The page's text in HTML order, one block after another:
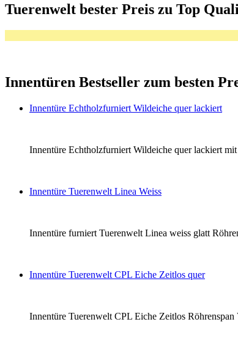
Tuerenwelt bester Preis zu Top
Innentüren Bestseller zum besten
Innentüre Echtholzfurniert Wildeiche quer lackiert
Innentüre Echtholzfurniert Wildeiche quer lackiert
Innentüre Tuerenwelt Linea Weiss
Innentüre furniert Tuerenwelt Linea weiss glatt
Innentüre Tuerenwelt CPL Eiche Zeitlos quer
Innentüre Tuerenwelt CPL Eiche Zeitlos